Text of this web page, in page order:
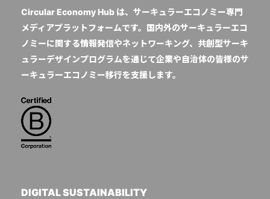
Circular Economy Hub は、サーキュラーエコノミー専門
メディアプラットフォームです。国内外のサーキュラーエコ
ノミーに関する情報発信やネットワーキング、共創型サーキ
ュラーデザインプログラムを通じて企業や自治体の皆様のサ
ーキュラーエコノミー移行を支援します。
DIGITAL SUSTAINABILITY